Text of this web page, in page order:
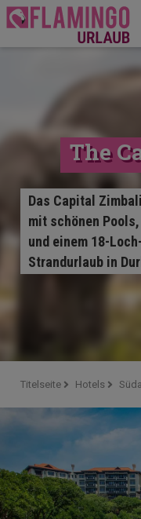
The
Das Capital
mit schönen
und einem 18-
Strandurlaub in
Titelseite Hotels